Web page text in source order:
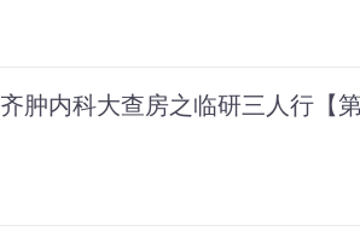
齐肿内科大查房之临研三人行【